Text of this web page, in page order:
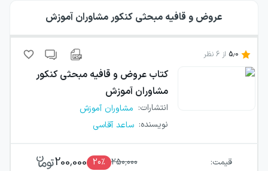
عروض و قافیه مبحثی کنکور مشاوران آموزش
5.0 از6 نظر
کتاب عروض و قافیه مبحثی کنکور
مشاوران آموزش
انتشارات: مشاوران آموزش
نویسنده: ساعد آقاسی
قیمت: 250,000
20٪ 200,000